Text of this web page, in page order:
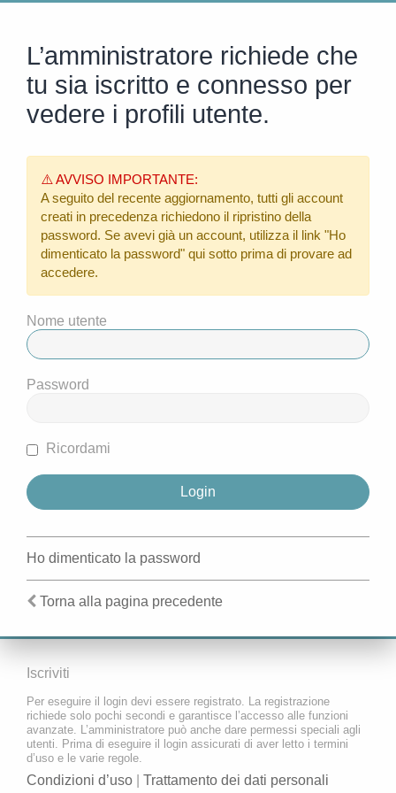
L’amministratore richiede che
tu sia iscritto e connesso per
vedere i profili utente.
⚠️ AVVISO IMPORTANTE:
A seguito del recente aggiornamento, tutti gli account
creati in precedenza richiedono il ripristino della
password. Se avevi già un account, utilizza il link "Ho
dimenticato la password" qui sotto prima di provare ad
accedere.
Nome utente
Password
Ricordami
Ho dimenticato la password
Torna alla pagina precedente
Iscriviti
Per eseguire il login devi essere registrato. La registrazione
richiede solo pochi secondi e garantisce l’accesso alle funzioni
avanzate. L’amministratore può anche dare permessi speciali agli
utenti. Prima di eseguire il login assicurati di aver letto i termini
d’uso e le varie regole.
Condizioni d’uso Trattamento dei dati personali